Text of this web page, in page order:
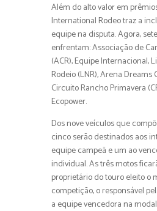
Além do alto valor em
International Rodeo traz a
equipe na disputa. Agora,
enfrentam: Associação de
(ACR), Equipe Internacional,
Rodeio (LNR), Arena Dreams
Circuito Rancho Primavera
Ecopower.
Dos nove veículos que
cinco serão destinados aos
equipe campeã e um ao
individual. As três motos
proprietário do touro eleito o
competição, o responsável
a equipe vencedora na